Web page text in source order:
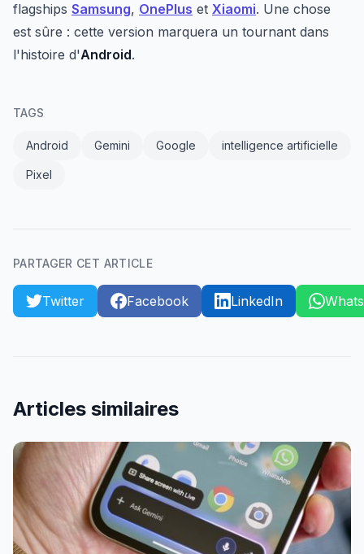
flagships Samsung, OnePlus et Xiaomi. Une chose
est sûre : cette version marquera un tournant dans
l'histoire d'Android.
TAGS
Android Gemini Google intelligence artificielle
Pixel
PARTAGER CET ARTICLE
Twitter Facebook LinkedIn
Articles similaires